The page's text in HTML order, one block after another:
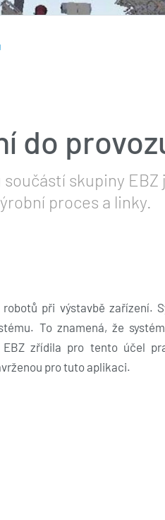
do
skupiny EBZ
proces a linky.
při výstavbě zařízení.
To znamená, že
zřídila pro tento účel
pro tuto aplikaci.